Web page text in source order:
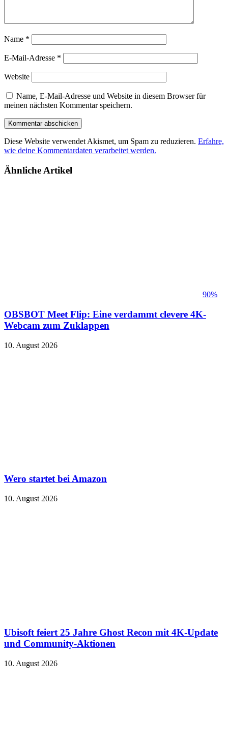
Name *
E-Mail-Adresse *
Website
Name, E-Mail-Adresse und Website in diesem Browser für
meinen nächsten Kommentar speichern.
Diese Website verwendet Akismet, um Spam zu reduzieren. Erfahre,
wie deine Kommentardaten verarbeitet werden.
Ähnliche Artikel
90%
OBSBOT Meet Flip: Eine verdammt clevere 4K-
Webcam zum Zuklappen
10. August 2026
Wero startet bei Amazon
10. August 2026
Ubisoft feiert 25 Jahre Ghost Recon mit 4K-Update
und Community-Aktionen
10. August 2026